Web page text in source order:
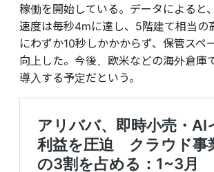
稼働を開始している。データによると
速度は毎秒4mに達し、5階建て相当の
にわずか10秒しかかからず、保管スペ
向上した。今後、欧米などの海外倉庫
導入する予定だという。